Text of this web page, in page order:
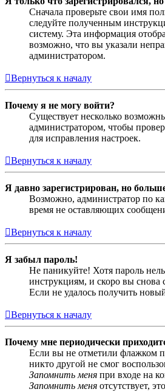
Сначала проверьте свои имя
следуйте полученным
систему. Эта информация
возможно, что вы указали
администратором.
Вернуться к началу
Почему я не могу войти?
Существует несколько
администратором, чтобы
для исправления настроек.
Вернуться к началу
Я давно зарегистрирован, но
Возможно, администратор по
время не оставляющих
Вернуться к началу
Я забыл пароль!
Не паникуйте! Хотя пароль
инструкциям, и скоро вы
Если не удалось получить
Вернуться к началу
Почему мне периодически
Если вы не отметили флажком
никто другой не смог
Запомнить меня при входе на
Запомнить меня отсутствует,